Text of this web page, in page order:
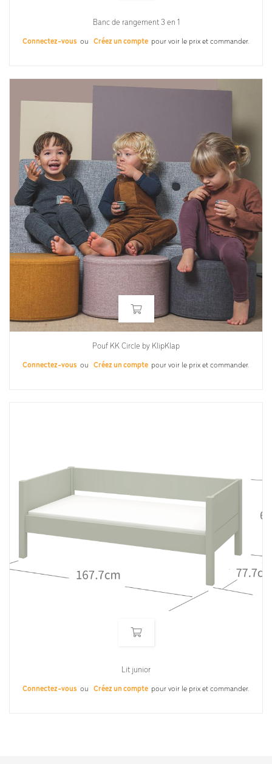
Banc de rangement 3 en 1
Connectez-vous ou Créez un compte pour voir le prix et commander.
Pouf KK Circle by KlipKlap
Connectez-vous ou Créez un compte pour voir le prix et commander.
Lit junior
Connectez-vous ou Créez un compte pour voir le prix et commander.